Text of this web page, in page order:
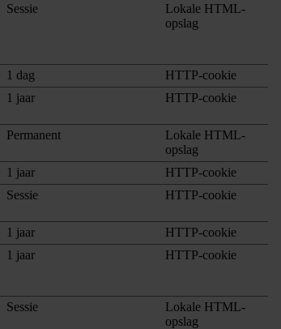
Sessie
Lokale HTML-
opslag
1 dag
HTTP-cookie
1 jaar HTTP-cookie
Permanent
Lokale HTML-
opslag
1 jaar
HTTP-cookie
Sessie HTTP-cookie
1 jaar
HTTP-cookie
1 jaar HTTP-cookie
Sessie
Lokale HTML-
opslag